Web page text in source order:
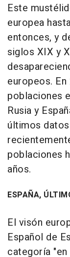
Este
europea
entonces, y
siglos XIX y
europeos.
poblaciones
Rusia y
últimos
poblaciones
años.
ESPAÑA,
El visón
Español de
categoría